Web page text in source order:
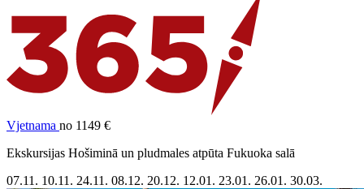
Vjetnama no 1149 €
Ekskursijas Hošiminā un pludmales atpūta Fukuoka salā
07.11. 10.11. 24.11. 08.12. 20.12. 12.01. 23.01. 26.01. 30.03.